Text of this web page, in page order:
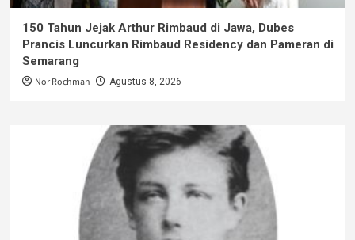
150 Tahun Jejak Arthur Rimbaud di Jawa, Dubes
Prancis Luncurkan Rimbaud Residency dan Pameran di
Semarang
Nor Rochman Agustus 8, 2026